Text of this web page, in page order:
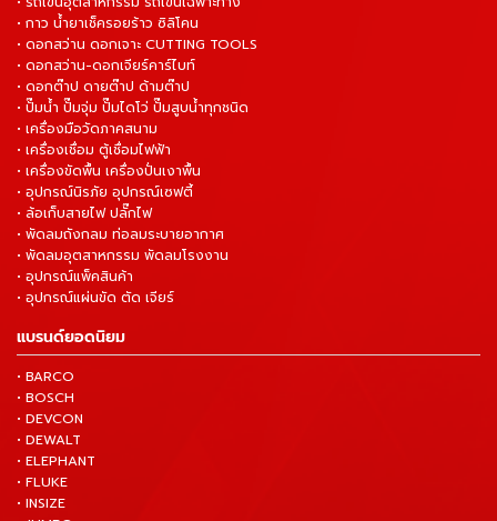
• กาว น้ำยาเช็ครอยร้าว ซิลิโคน
• ดอกสว่าน ดอกเจาะ CUTTING TOOLS
• ดอกสว่าน-ดอกเจียร์คาร์ไบท์
• ดอกต๊าป ดายต๊าป ด้ามต๊าป
• ปั๊มน้ำ ปั๊มจุ่ม ปั๊มไดโว่ ปั๊มสูบน้ำทุกชนิด
• เครื่องมือวัดภาคสนาม
• เครื่องเชื่อม ตู้เชื่อมไฟฟ้า
• เครื่องขัดพื้น เครื่องปั่นเงาพื้น
• อุปกรณ์นิรภัย อุปกรณ์เซฟตี้
• ล้อเก็บสายไฟ ปลั๊กไฟ
• พัดลมถังกลม ท่อลมระบายอากาศ
• พัดลมอุตสาหกรรม พัดลมโรงงาน
• อุปกรณ์แพ็คสินค้า
• อุปกรณ์แผ่นขัด ตัด เจียร์
แบรนด์ยอดนิยม
• BARCO
• BOSCH
• DEVCON
• DEWALT
• ELEPHANT
• FLUKE
• INSIZE